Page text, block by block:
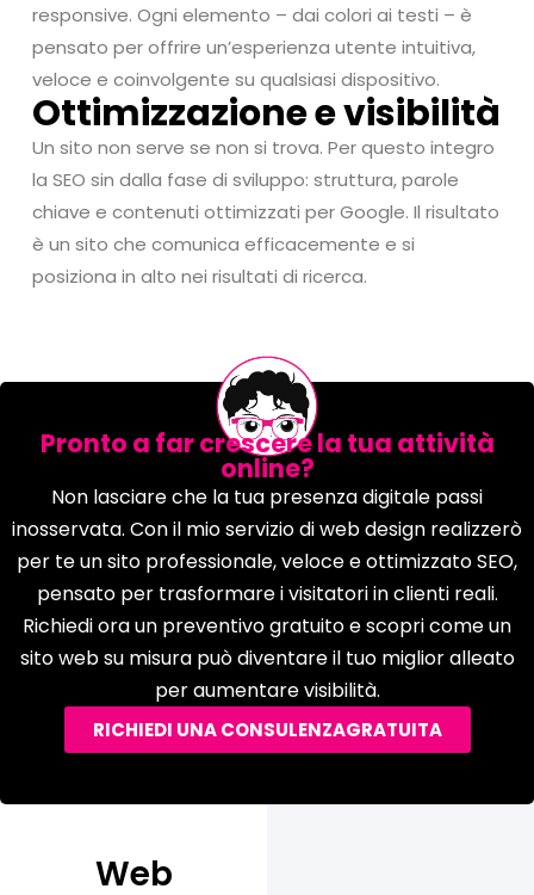
responsive. Ogni elemento – dai colori ai testi – è
pensato per offrire un’esperienza utente intuitiva,
veloce e coinvolgente su qualsiasi dispositivo.
Ottimizzazione e visibilità
Un sito non serve se non si trova. Per questo integro
la SEO sin dalla fase di sviluppo: struttura, parole
chiave e contenuti ottimizzati per Google. Il risultato
è un sito che comunica efficacemente e si
posiziona in alto nei risultati di ricerca.
Pronto a far crescere la tua attività
online?
Non lasciare che la tua presenza digitale passi
inosservata. Con il mio servizio di web design realizzerò
per te un sito professionale, veloce e ottimizzato SEO,
pensato per trasformare i visitatori in clienti reali.
Richiedi ora un preventivo gratuito e scopri come un
sito web su misura può diventare il tuo miglior alleato
per aumentare visibilità.
RICHIEDI UNA CONSULENZAGRATUITA
Web